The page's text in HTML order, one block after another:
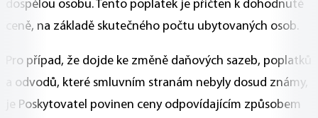
dospělou osobu. Tento poplatek je přičten k dohodnuté
ceně, na základě skutečného počtu ubytovaných osob.
Pro případ, že dojde ke změně daňových sazeb, poplatků
a odvodů, které smluvním stranám nebyly dosud známy,
je Poskytovatel povinen ceny odpovídajícím způsobem